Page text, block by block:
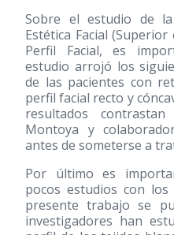
Sobre el estudio de
Estética Facial
Perfil Facial, es
estudio arrojó los
de las pacientes con
perfil facial recto y
resultados
Montoya y
antes de someterse a
Por último es
pocos estudios con
presente trabajo se
investigadores han